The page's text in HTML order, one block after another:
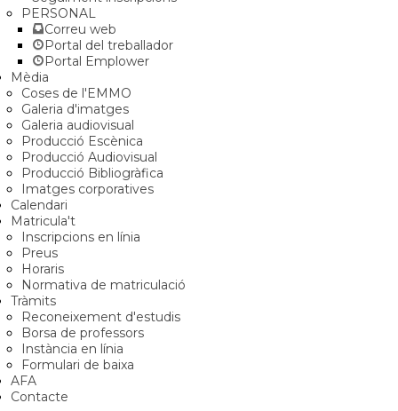
PERSONAL
Correu web
Portal del treballador
Portal Emplower
Mèdia
Coses de l'EMMO
Galeria d'imatges
Galeria audiovisual
Producció Escènica
Producció Audiovisual
Producció Bibliogràfica
Imatges corporatives
Calendari
Matricula't
Inscripcions en línia
Preus
Horaris
Normativa de matriculació
Tràmits
Reconeixement d'estudis
Borsa de professors
Instància en línia
Formulari de baixa
AFA
Contacte